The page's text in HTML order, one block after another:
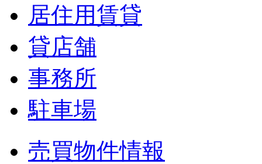
居住用賃貸
貸店舗
事務所
駐車場
売買物件情報